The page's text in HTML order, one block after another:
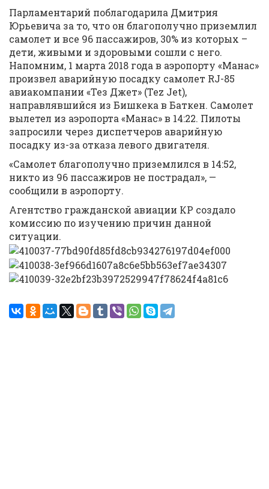
Парламентарий поблагодарила Дмитрия
Юрьевича за то, что он благополучно приземлил
самолет и все 96 пассажиров, 30% из которых –
дети, живыми и здоровыми сошли с него.
Напомним, 1 марта 2018 года в аэропорту «Манас»
произвел аварийную посадку самолет RJ-85
авиакомпании «Тез Джет» (Tez Jet),
направлявшийся из Бишкека в Баткен. Самолет
вылетел из аэропорта «Манас» в 14:22. Пилоты
запросили через диспетчеров аварийную
посадку из-за отказа левого двигателя.
«Самолет благополучно приземлился в 14:52,
никто из 96 пассажиров не пострадал», —
сообщили в аэропорту.
Агентство гражданской авиации КР создало
комиссию по изучению причин данной
ситуации.